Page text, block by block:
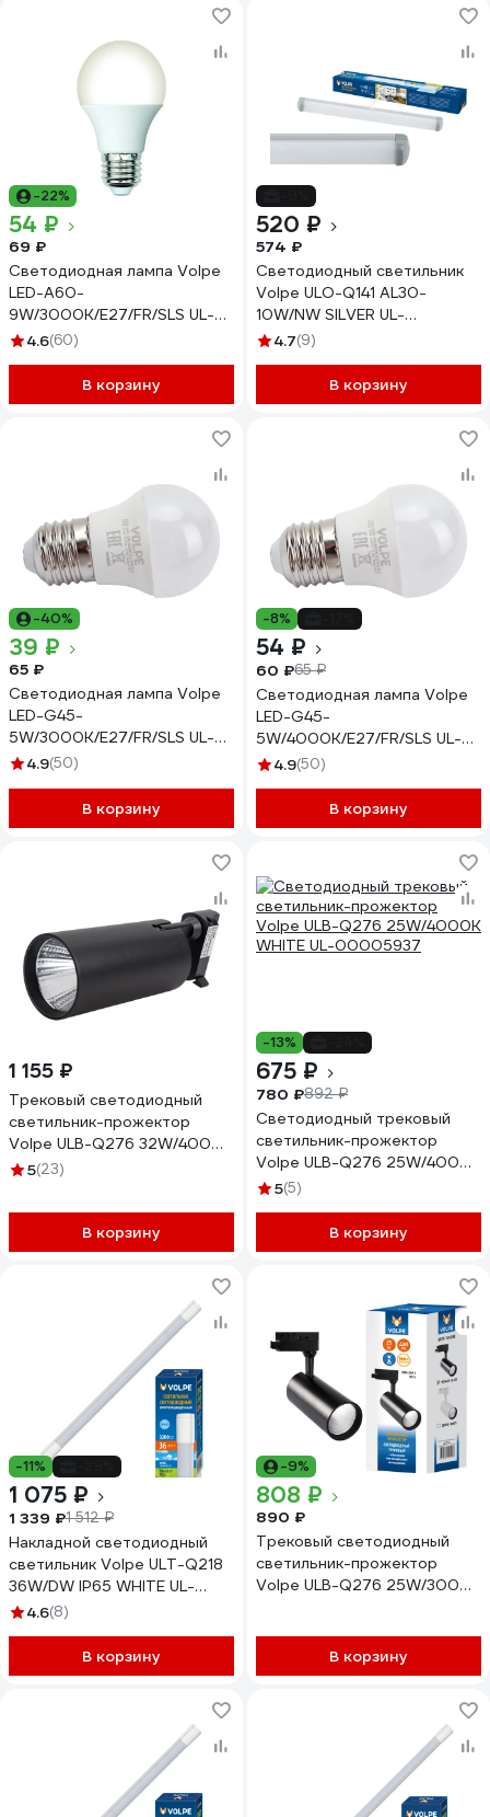
-22%
54 ₽
69 ₽
Светодиодная лампа Volpe
LED-A60-
9W/3000K/E27/FR/SLS UL-
00008774
4.6(60)
В корзину
520 ₽
574 ₽
Светодиодный светильник
Volpe ULO-Q141 AL30-
10W/NW SILVER UL-
00000451
4.7(9)
В корзину
-40%
39 ₽
65 ₽
Светодиодная лампа Volpe
LED-G45-
5W/3000K/E27/FR/SLS UL-
00008803
4.9(50)
В корзину
-8%
54 ₽
60 ₽65 ₽
Светодиодная лампа Volpe
LED-G45-
5W/4000K/E27/FR/SLS UL-
00008804
4.9(50)
В корзину
1 155 ₽
Трековый светодиодный
светильник-прожектор
Volpe ULB-Q276 32W/4000К
BLACK UL-00005943
5(23)
В корзину
-13%
675 ₽
780 ₽892 ₽
Светодиодный трековый
светильник-прожектор
Volpe ULB-Q276 25W/4000К
WHITE UL-00005937
5(5)
В корзину
-11%
1 075 ₽
1 339 ₽1 512 ₽
Накладной светодиодный
светильник Volpe ULT-Q218
36W/DW IP65 WHITE UL-
00002582
4.6(8)
В корзину
-9%
808 ₽
890 ₽
Трековый светодиодный
светильник-прожектор
Volpe ULB-Q276 25W/3000К
В корзину